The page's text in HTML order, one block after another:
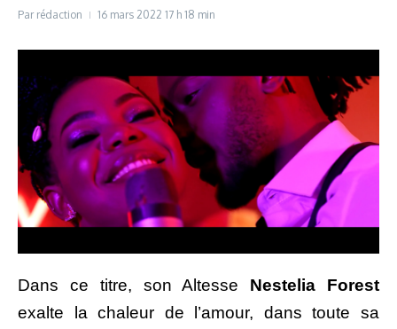
Par rédaction 16 mars 2022 17 h 18 min
Dans ce titre, son Altesse Nestelia Forest
exalte la chaleur de l’amour, dans toute sa